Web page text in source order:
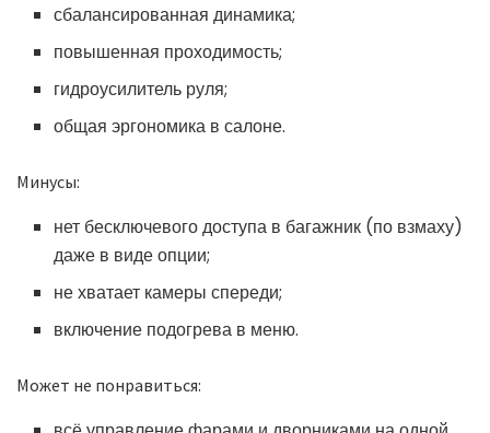
сбалансированная динамика;
повышенная проходимость;
гидроусилитель руля;
общая эргономика в салоне.
Минусы:
нет бесключевого доступа в багажник (по взмаху)
даже в виде опции;
не хватает камеры спереди;
включение подогрева в меню.
Может не понравиться: